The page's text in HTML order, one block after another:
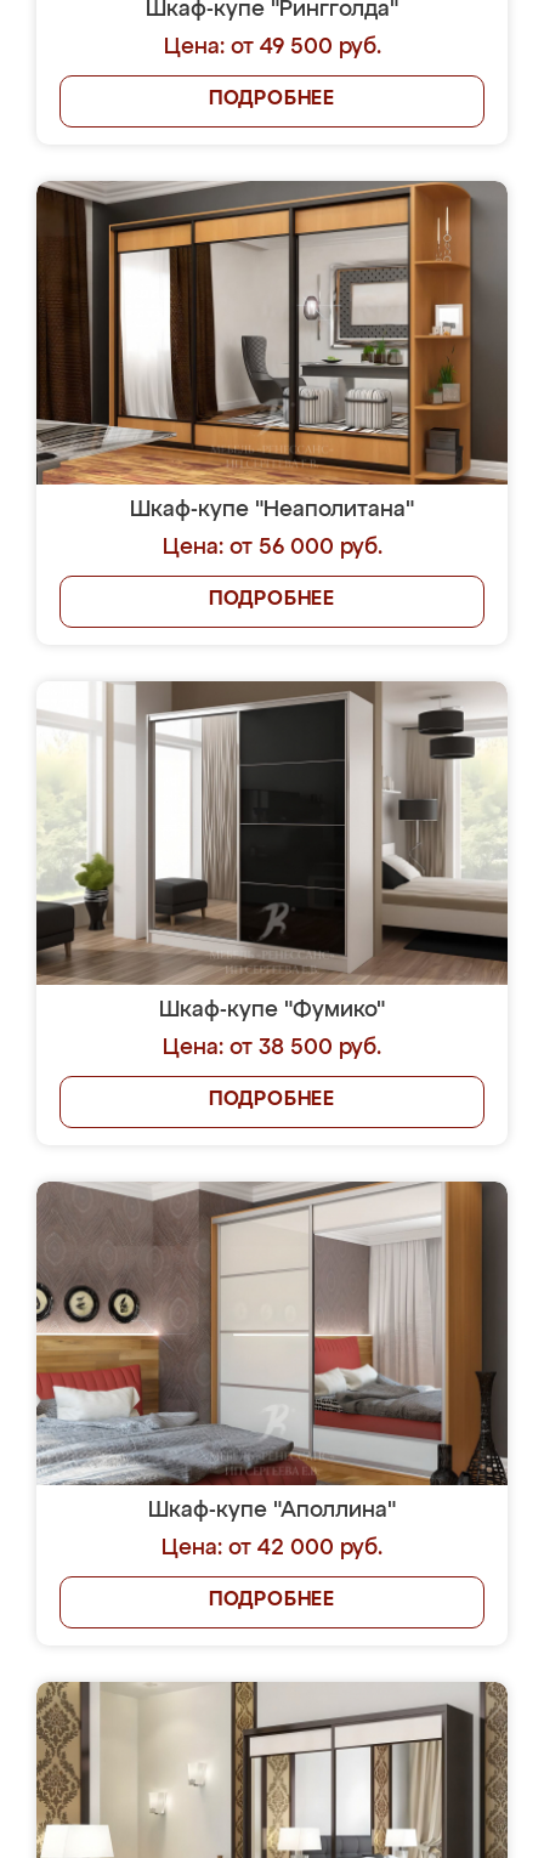
Шкаф-купе "Рингголда"
Цена: от 49 500 руб.
ПОДРОБНЕЕ
Шкаф-купе "Неаполитана"
Цена: от 56 000 руб.
ПОДРОБНЕЕ
Шкаф-купе "Фумико"
Цена: от 38 500 руб.
ПОДРОБНЕЕ
Шкаф-купе "Аполлина"
Цена: от 42 000 руб.
ПОДРОБНЕЕ